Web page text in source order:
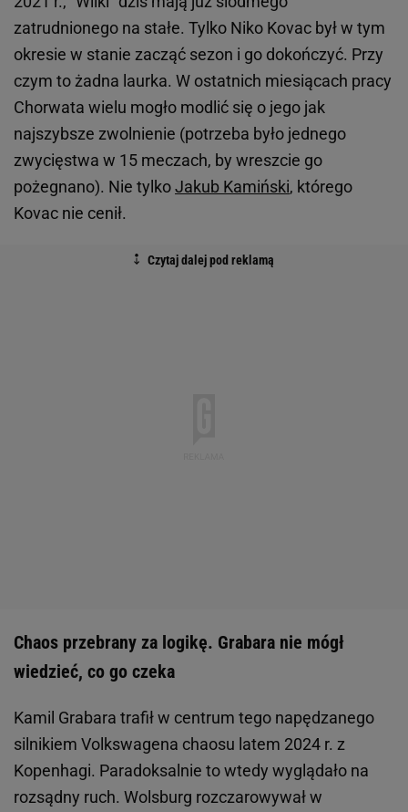
zatrudnionego na stałe. Tylko Niko Kovac był w tym
okresie w stanie zacząć sezon i go dokończyć. Przy
czym to żadna laurka. W ostatnich miesiącach pracy
Chorwata wielu mogło modlić się o jego jak
najszybsze zwolnienie (potrzeba było jednego
zwycięstwa w 15 meczach, by wreszcie go
pożegnano). Nie tylkoJakub Kamiński, którego
Kovac nie cenił.
Chaos przebrany za logikę. Grabara nie mógł
wiedzieć, co go czeka
Kamil Grabara trafił w centrum tego napędzanego
silnikiem Volkswagena chaosu latem 2024 r. z
Kopenhagi. Paradoksalnie to wtedy wyglądało na
rozsądny ruch. Wolsburg rozczarowywał w